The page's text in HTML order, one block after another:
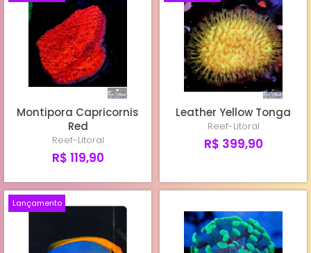
Montipora Capricornis
Red
Reef-Litoral
R$ 119,90
Leather Yellow Tonga
Reef-Litoral
R$ 399,90
Lançamento